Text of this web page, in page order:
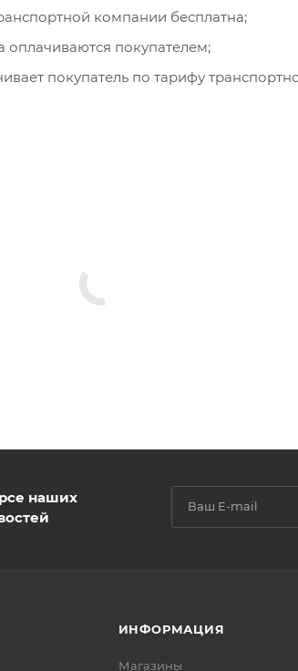
компании бесплатна;
оплачиваются покупателем;
покупатель по тарифу
наших
ИНФОРМАЦИЯ
Магазины